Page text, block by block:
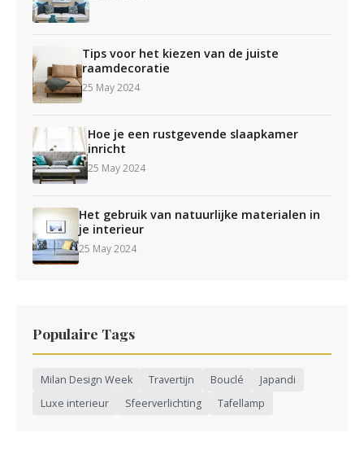
Tips voor het kiezen van de juiste
raamdecoratie
25 May 2024
Hoe je een rustgevende slaapkamer
inricht
25 May 2024
Het gebruik van natuurlijke materialen in
je interieur
25 May 2024
Populaire Tags
Milan Design Week Travertijn Bouclé
Japandi
Luxe interieur
Sfeerverlichting Tafellamp